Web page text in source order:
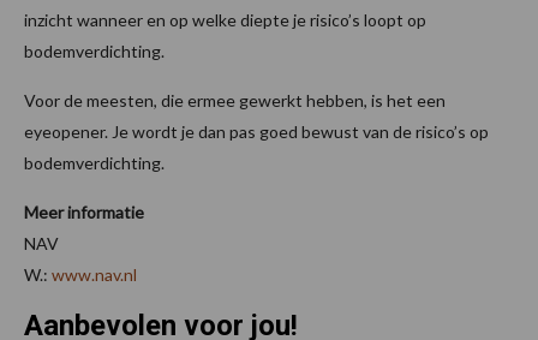
inzicht wanneer en op welke diepte je risico’s loopt op
bodemverdichting.
Voor de meesten, die ermee gewerkt hebben, is het een
eyeopener. Je wordt je dan pas goed bewust van de risico’s op
bodemverdichting.
Meer informatie
NAV
W.: www.nav.nl
Aanbevolen voor jou!